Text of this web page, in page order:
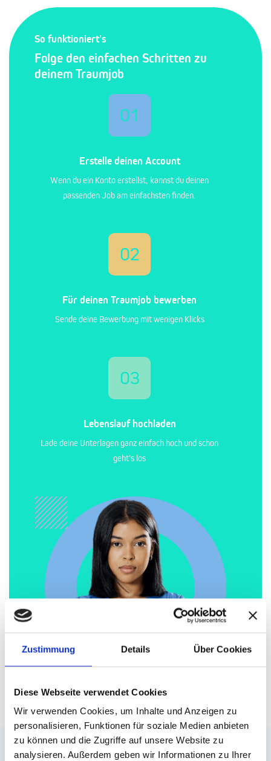
Zustimmung Details Über Cookies
Diese Webseite verwendet Cookies
Wir verwenden Cookies, um Inhalte und Anzeigen zu
personalisieren, Funktionen für soziale Medien anbieten
zu können und die Zugriffe auf unsere Website zu
analysieren. Außerdem geben wir Informationen zu Ihrer
So funktioniert's
Folge den einfachen Schritten zu
deinem Traumjob
01
Erstelle deinen Account
Wenn du ein Konto erstellst, kannst du deinen
passenden Job am einfachsten finden.
02
Für deinen Traumjob bewerben
Sende deine Bewerbung mit wenigen Klicks
03
Lebenslauf hochladen
Lade deine Unterlagen ganz einfach hoch und schon
geht's los